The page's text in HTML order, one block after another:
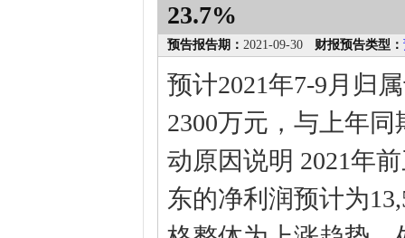
23.7%
预告报告期： 2021-09-30 财报预告类型：
预计2021年7-9月归
2300万元，与上年
动原因说明 2021年
东的净利润预计为